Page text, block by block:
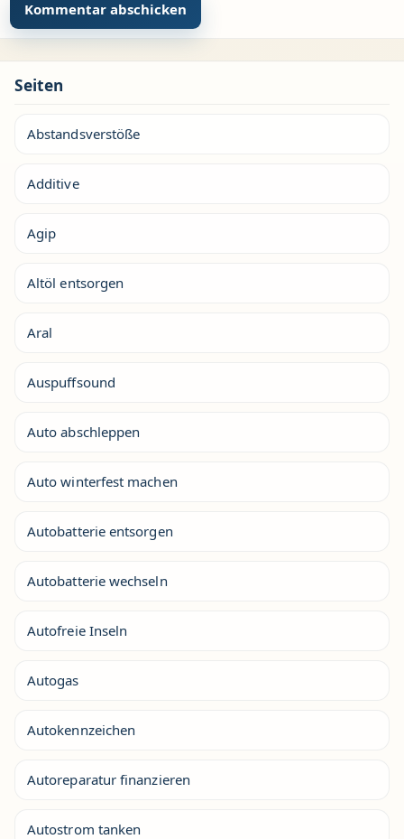
Seiten
Abstandsverstöße
Additive
Agip
Altöl entsorgen
Aral
Auspuffsound
Auto abschleppen
Auto winterfest machen
Autobatterie entsorgen
Autobatterie wechseln
Autofreie Inseln
Autogas
Autokennzeichen
Autoreparatur finanzieren
Autostrom tanken